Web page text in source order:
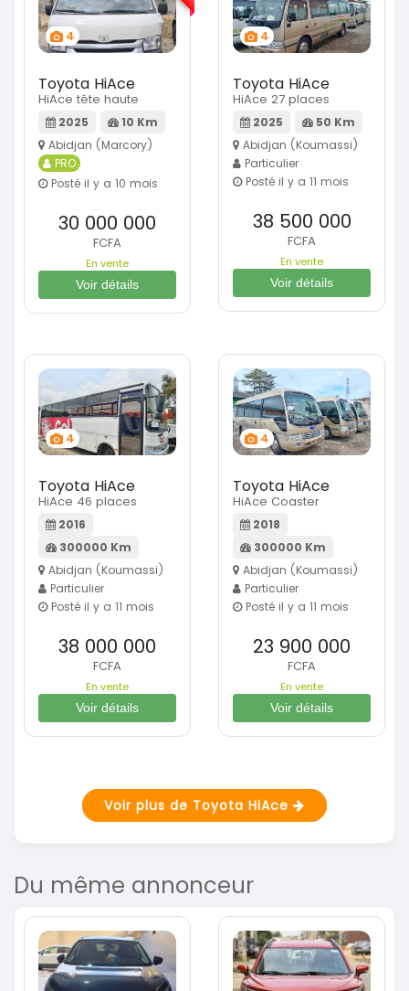
4
Toyota HiAce
HiAce tête haute
2025
10 Km
Abidjan (Marcory)
PRO
Posté il y a 10 mois
30 000 000
FCFA
En vente
Voir détails
4
Toyota HiAce
HiAce 27 places
2025
50 Km
Abidjan (Koumassi)
Particulier
Posté il y a 11 mois
38 500 000
FCFA
En vente
Voir détails
4
Toyota HiAce
HiAce 46 places
2016
300000 Km
Abidjan (Koumassi)
Particulier
Posté il y a 11 mois
38 000 000
FCFA
En vente
Voir détails
4
Toyota HiAce
HiAce Coaster
2018
300000 Km
Abidjan (Koumassi)
Particulier
Posté il y a 11 mois
23 900 000
FCFA
En vente
Voir détails
Voir plus de Toyota HiAce
Du même annonceur